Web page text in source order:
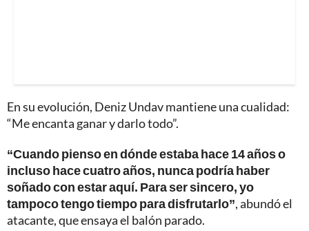
En su evolución, Deniz Undav mantiene una cualidad:
“Me encanta ganar y darlo todo”.
“Cuando pienso en dónde estaba hace 14 años o
incluso hace cuatro años, nunca podría haber
soñado con estar aquí. Para ser sincero, yo
tampoco tengo tiempo para disfrutarlo”, abundó el
atacante, que ensaya el balón parado.